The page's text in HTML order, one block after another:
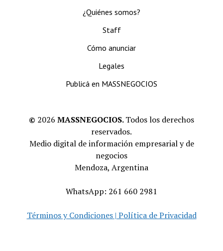
¿Quiénes somos?
Staff
Cómo anunciar
Legales
Publicá en MASSNEGOCIOS
© 2026 MASSNEGOCIOS.Todos los derechos
reservados.
Medio digital de información empresarial y de
negocios
Mendoza, Argentina
WhatsApp: 261 660 2981
Términos y Condiciones | Política de Privacidad